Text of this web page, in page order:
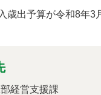
出予算が令和8年3
経営支援課